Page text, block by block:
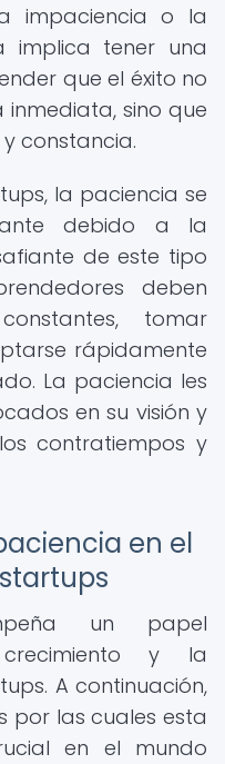
impaciencia o la
implica tener una
que el éxito no
sino que
constancia.
la paciencia se
debido a la
de este tipo
deben
tomar
rápidamente
La paciencia les
en su visión y
contratiempos y
en el
un papel
y la
A continuación,
por las cuales esta
en el mundo